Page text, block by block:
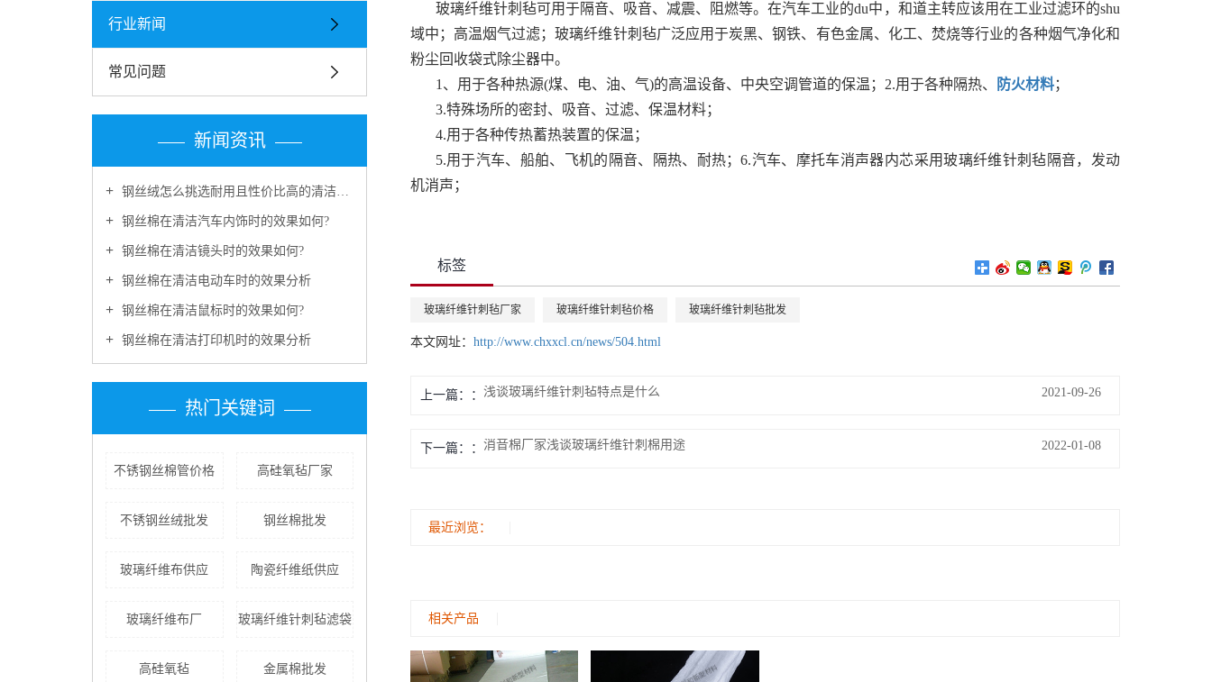
行业新闻
常见问题
新闻资讯
钢丝绒怎么挑选耐用且性价比高的清洁好物?
钢丝棉在清洁汽车内饰时的效果如何?
钢丝棉在清洁镜头时的效果如何?
钢丝棉在清洁电动车时的效果分析
钢丝棉在清洁鼠标时的效果如何?
钢丝棉在清洁打印机时的效果分析
热门关键词
不锈钢丝棉管价格 高硅氧毡厂家
不锈钢丝绒批发 钢丝棉批发
玻璃纤维布供应 陶瓷纤维纸供应
玻璃纤维布厂 玻璃纤维针刺毡滤袋
高硅氧毡 金属棉批发
玻璃纤维针刺毡可用于隔音、吸音、减震、阻燃等。在汽车工业的du中，和道主转应该用在工业过滤环的shu
域中；高温烟气过滤；玻璃纤维针刺毡广泛应用于炭黑、钢铁、有色金属、化工、焚烧等行业的各种烟气净化和
粉尘回收袋式除尘器中。
1、用于各种热源(煤、电、油、气)的高温设备、中央空调管道的保温；2.用于各种隔热、
防火材料；
3.特殊场所的密封、吸音、过滤、保温材料；
4.用于各种传热蓄热装置的保温；
5.用于汽车、船舶、飞机的隔音、隔热、耐热；6.汽车、摩托车消声器内芯采用玻璃纤维针刺毡隔音，发动
机消声；
标签
玻璃纤维针刺毡厂家 玻璃纤维针刺毡价格 玻璃纤维针刺毡批发
本文网址： http://www.chxxcl.cn/news/504.html
上一篇： 浅谈玻璃纤维针刺毡特点是什么 2021-09-26
下一篇： 消音棉厂家浅谈玻璃纤维针刺棉用途 2022-01-08
最近浏览：
相关产品